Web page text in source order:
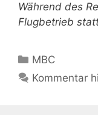
Während des
Flugbetrieb
Kategorien
MBC
Kommentar